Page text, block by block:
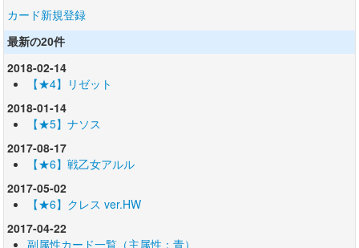
カード新規登録
最新の20件
2018-02-14
【★4】リゼット
2018-01-14
【★5】ナソス
2017-08-17
【★6】戦乙女アルル
2017-05-02
【★6】クレス ver.HW
2017-04-22
副属性カード一覧（主属性：青）